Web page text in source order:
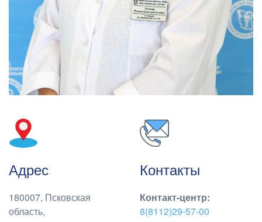
Адрес
180007, Псковская
область,
Контакты
Контакт-центр:
8(8112)29-57-00